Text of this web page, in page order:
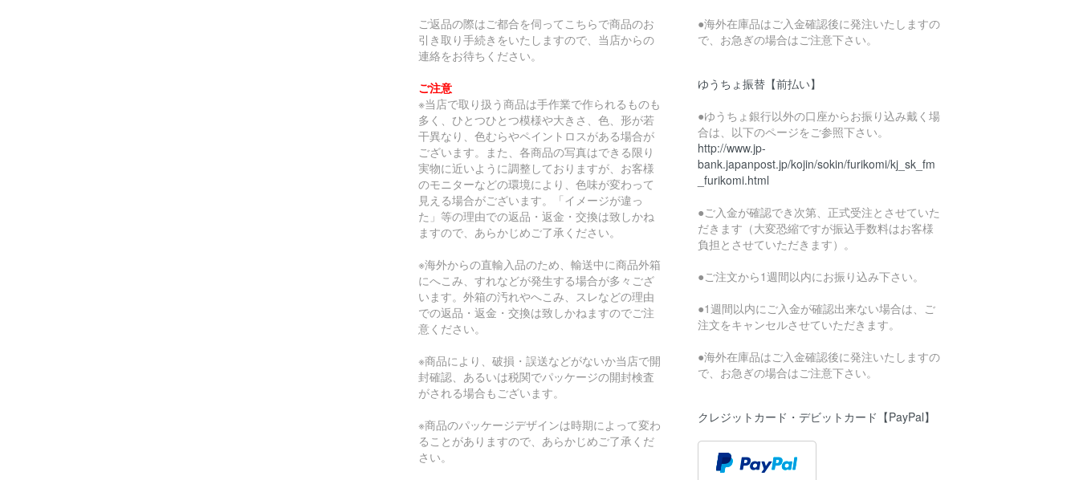
ご返品の際はご都合を伺ってこちらで商品のお
引き取り手続きをいたしますので、当店からの
連絡をお待ちください。
ご注意
※当店で取り扱う商品は手作業で作られるものも
多く、ひとつひとつ模様や大きさ、色、形が若
干異なり、色むらやペイントロスがある場合が
ございます。また、各商品の写真はできる限り
実物に近いように調整しておりますが、お客様
のモニターなどの環境により、色味が変わって
見える場合がございます。「イメージが違っ
た」等の理由での返品・返金・交換は致しかね
ますので、あらかじめご了承ください。
※海外からの直輸入品のため、輸送中に商品外箱
にへこみ、すれなどが発生する場合が多々ござ
います。外箱の汚れやへこみ、スレなどの理由
での返品・返金・交換は致しかねますのでご注
意ください。
※商品により、破損・誤送などがないか当店で開
封確認、あるいは税関でパッケージの開封検査
がされる場合もございます。
※商品のパッケージデザインは時期によって変わ
ることがありますので、あらかじめご了承くだ
さい。
●海外在庫品はご入金確認後に発注いたしますの
で、お急ぎの場合はご注意下さい。
ゆうちょ振替【前払い】
●ゆうちょ銀行以外の口座からお振り込み戴く場
合は、以下のページをご参照下さい。
http://www.jp-
bank.japanpost.jp/kojin/sokin/furikomi/kj_sk_fm
_furikomi.html
●ご入金が確認でき次第、正式受注とさせていた
だきます（大変恐縮ですが振込手数料はお客様
負担とさせていただきます）。
●ご注文から1週間以内にお振り込み下さい。
●1週間以内にご入金が確認出来ない場合は、ご
注文をキャンセルさせていただきます。
●海外在庫品はご入金確認後に発注いたしますの
で、お急ぎの場合はご注意下さい。
クレジットカード・デビットカード【PayPal】